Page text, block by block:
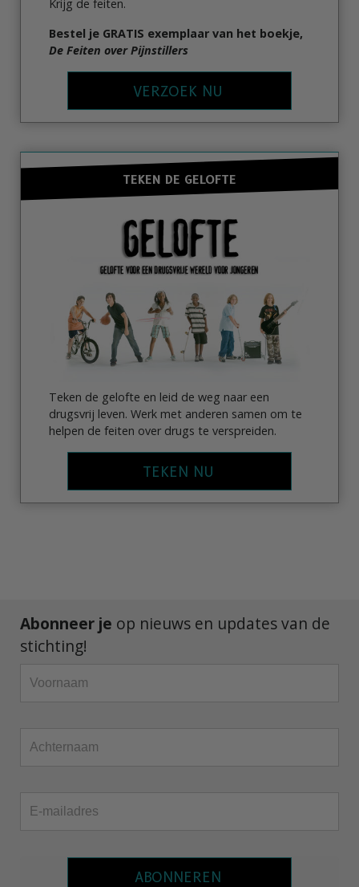
Krijg de feiten.
Bestel je GRATIS exemplaar van het boekje,
De Feiten over Pijnstillers
VERZOEK NU
TEKEN DE GELOFTE
Teken de gelofte en leid de weg naar een
drugsvrij leven. Werk met anderen samen om te
helpen de feiten over drugs te verspreiden.
TEKEN NU
Abonneer je op nieuws en updates van de
stichting!
ABONNEREN